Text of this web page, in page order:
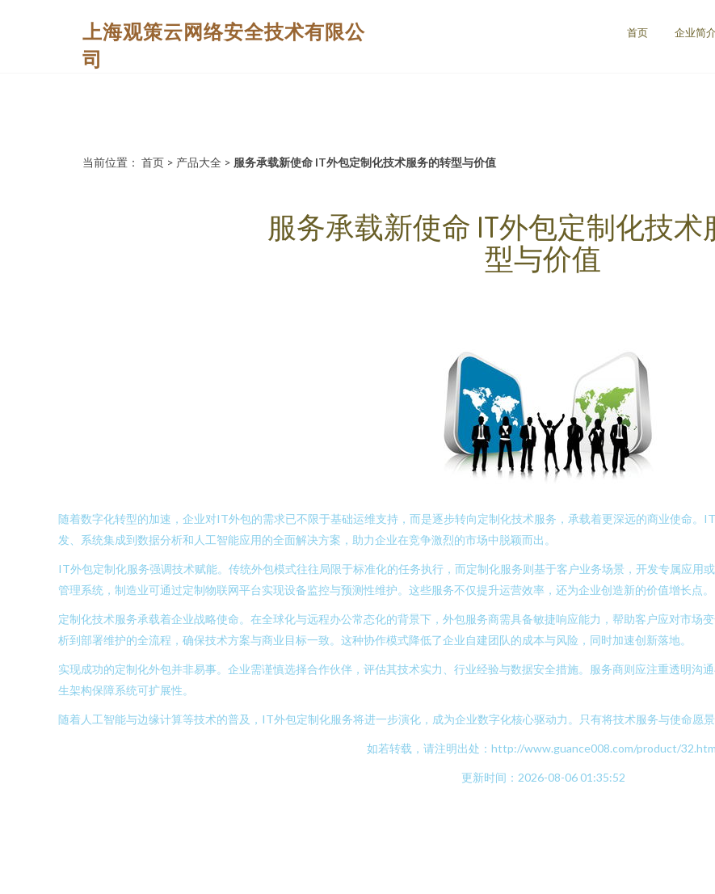
上海观策云网络安全技术有限公
司
首页 企业简
当前位置： 首页 > 产品大全 > 服务承载新使命 IT外包定制化技术服务的转型与价值
服务承载新使命 IT外包定制化技术
型与价值
随着数字化转型的加速，企业对IT外包的需求已不限于基础运维支持，而是逐步转向定制化技术服务，承载着更深远的商业使命。
发、系统集成到数据分析和人工智能应用的全面解决方案，助力企业在竞争激烈的市场中脱颖而出。
IT外包定制化服务强调技术赋能。传统外包模式往往局限于标准化的任务执行，而定制化服务则基于客户业务场景，开发专属应用
管理系统，制造业可通过定制物联网平台实现设备监控与预测性维护。这些服务不仅提升运营效率，还为企业创造新的价值增长点。
定制化技术服务承载着企业战略使命。在全球化与远程办公常态化的背景下，外包服务商需具备敏捷响应能力，帮助客户应对市场
析到部署维护的全流程，确保技术方案与商业目标一致。这种协作模式降低了企业自建团队的成本与风险，同时加速创新落地。
实现成功的定制化外包并非易事。企业需谨慎选择合作伙伴，评估其技术实力、行业经验与数据安全措施。服务商则应注重透明沟
生架构保障系统可扩展性。
随着人工智能与边缘计算等技术的普及，IT外包定制化服务将进一步演化，成为企业数字化核心驱动力。只有将技术服务与使命愿
如若转载，请注明出处：http://www.guance008.com/product/
更新时间：2026-08-06 01:35:52